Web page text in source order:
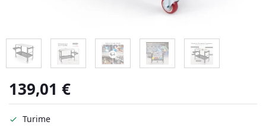
139,01 €
Turime